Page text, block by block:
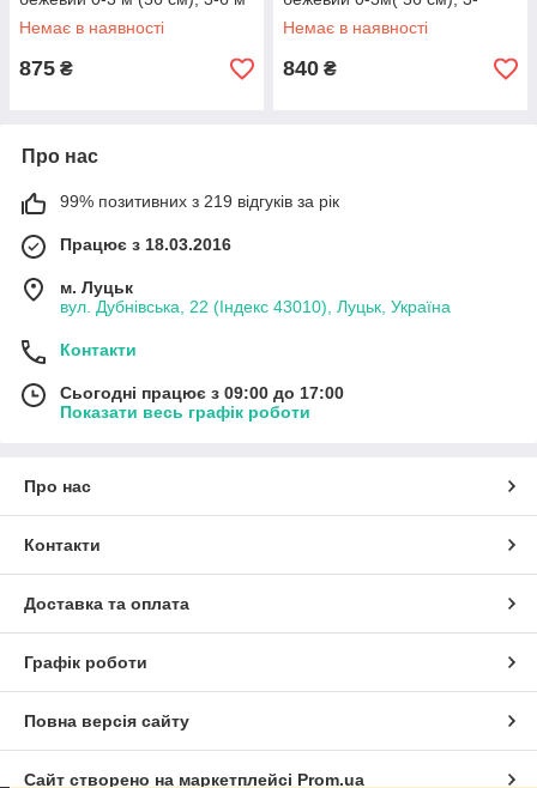
(62 см),6-9 м (68 см),9-12 м
(74 см)
Немає в наявності
875 ₴
6м(62 см),6-9 м(68 см),9-12
м(74 см)
Немає в наявності
840 ₴
Про нас
99% позитивних з 219 відгуків за рік
Працює з 18.03.2016
м. Луцьк
вул. Дубнівська, 22 (Індекс 43010), Луцьк, Україна
Контакти
Сьогодні працює з 09:00 до 17:00
Показати весь графік роботи
Про нас
Контакти
Доставка та оплата
Графік роботи
Повна версія сайту
Сайт створено на маркетплейсі Prom.ua